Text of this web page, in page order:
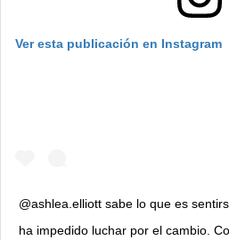
Ver esta publicación en Instagram
@ashlea.elliott sabe lo que es
ha impedido luchar por el cambio.